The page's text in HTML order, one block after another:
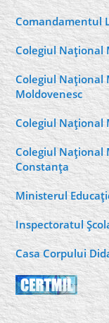
Comandamentul
Colegiul Naţional
Colegiul Naţional
Moldovenesc
Colegiul Naţional
Colegiul Naţional
Constanţa
Ministerul
Inspectoratul
Casa Corpului